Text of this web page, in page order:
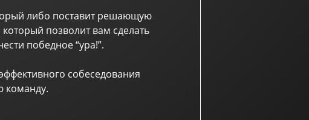
либо поставит решающую
позволит вам сделать
победное “ура!”.
собеседования
команду.